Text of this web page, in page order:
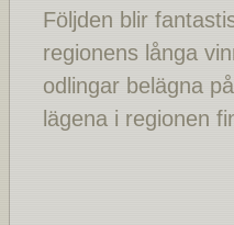
Följden blir
regionens långa
odlingar belägna
lägena i regionen